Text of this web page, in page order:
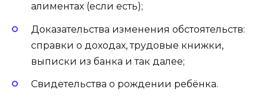
алиментах (если есть);
Доказательства изменения обстоятельств:
справки о доходах, трудовые книжки,
выписки из банка и так далее;
Свидетельства о рождении ребёнка.